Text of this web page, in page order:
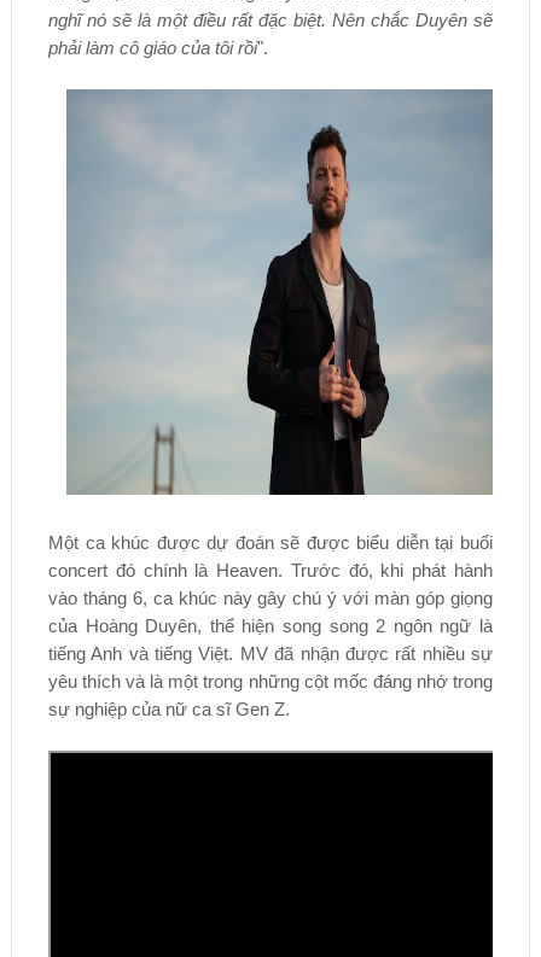
nghĩ nó sẽ là một điều rất đặc biệt. Nên chắc Duyên sẽ
phải làm cô giáo của tôi rồi".
Một ca khúc được dự đoán sẽ được biểu diễn tại buổi
concert đó chính là Heaven. Trước đó, khi phát hành
vào tháng 6, ca khúc này gây chú ý với màn góp giọng
của Hoàng Duyên, thể hiện song song 2 ngôn ngữ là
tiếng Anh và tiếng Việt. MV đã nhận được rất nhiều sự
yêu thích và là một trong những cột mốc đáng nhớ trong
sự nghiệp của nữ ca sĩ Gen Z.